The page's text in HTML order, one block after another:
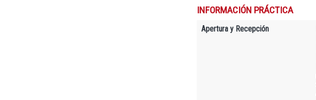
INFORMACIÓN PRÁCTICA
Apertura y Recepción